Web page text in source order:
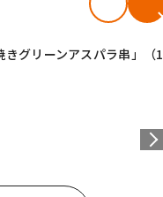
グリーンアスパラ串」（1